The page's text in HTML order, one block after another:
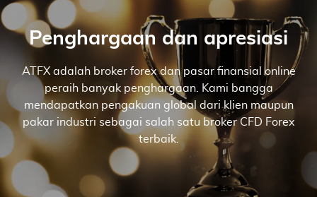
Penghargaan dan apresiasi
ATFX adalah broker forex dan pasar finansial online
peraih banyak penghargaan. Kami bangga
mendapatkan pengakuan global dari klien maupun
pakar industri sebagai salah satu broker CFD Forex
terbaik.